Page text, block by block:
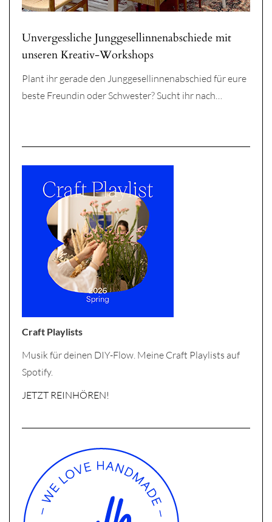
Unvergessliche Junggesellinnenabschiede mit
unseren Kreativ-Workshops
Plant ihr gerade den Junggesellinnenabschied für eure
beste Freundin oder Schwester? Sucht ihr nach…
Craft Playlists
Musik für deinen DIY-Flow. Meine Craft Playlists auf
Spotify.
JETZT REINHÖREN!